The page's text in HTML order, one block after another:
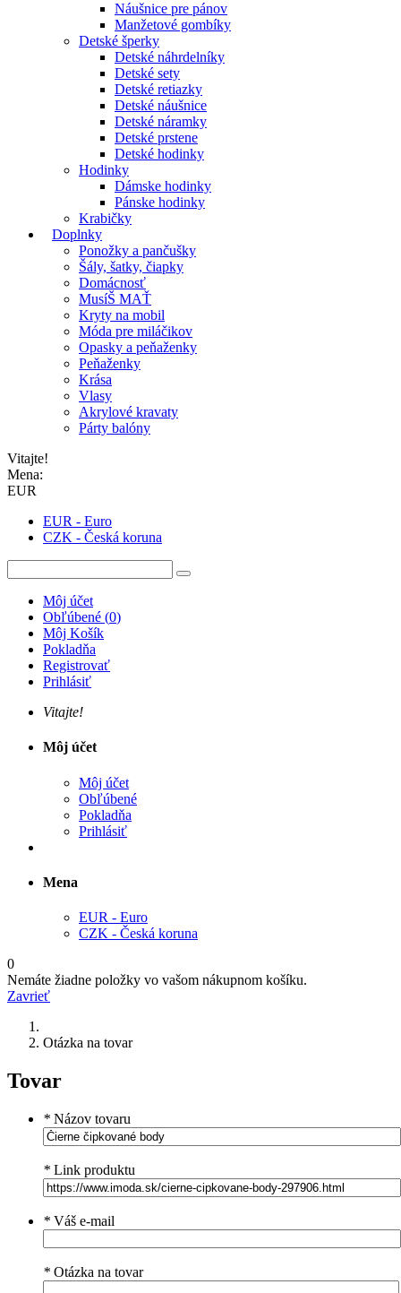
Náušnice pre pánov
Manžetové gombíky
Detské šperky
Detské náhrdelníky
Detské sety
Detské retiazky
Detské náušnice
Detské náramky
Detské prstene
Detské hodinky
Hodinky
Dámske hodinky
Pánske hodinky
Krabičky
Doplnky
Ponožky a pančušky
Šály, šatky, čiapky
Domácnosť
MusíŠ MAŤ
Kryty na mobil
Móda pre miláčikov
Opasky a peňaženky
Peňaženky
Krása
Vlasy
Akrylové kravaty
Párty balóny
Vitajte!
Mena:
EUR
EUR - Euro
CZK - Česká koruna
Môj účet
Obľúbené (0)
Môj Košík
Pokladňa
Registrovať
Prihlásiť
Vitajte!
Môj účet
Môj účet
Obľúbené
Pokladňa
Prihlásiť
Mena
EUR - Euro
CZK - Česká koruna
0
Nemáte žiadne položky vo vašom nákupnom košíku.
Zavrieť
Otázka na tovar
Tovar
* Názov tovaru
* Link produktu
* Váš e-mail
* Otázka na tovar